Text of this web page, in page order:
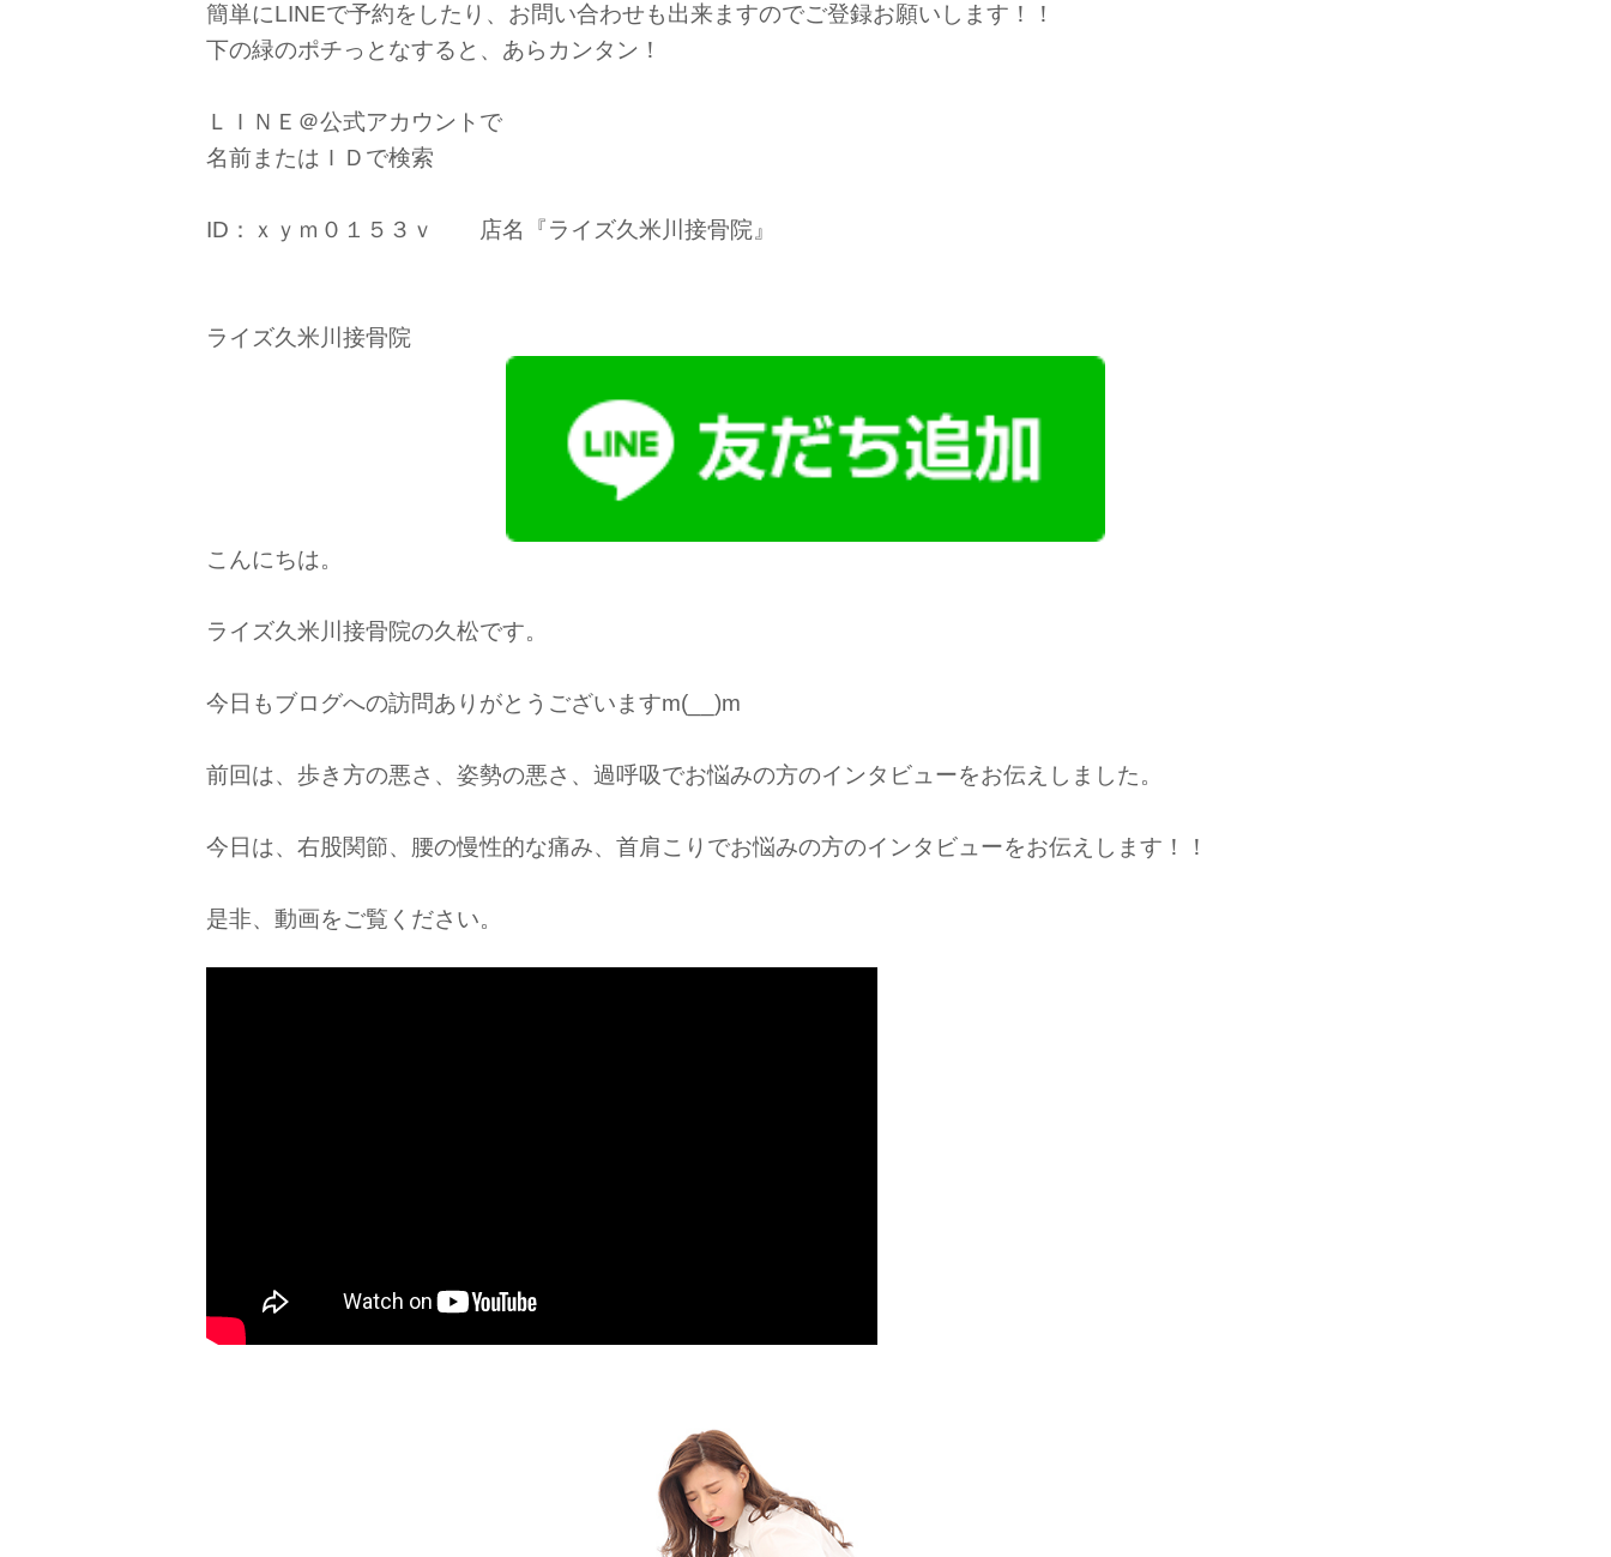
簡単にLINEで予約をしたり、お問い合わせも出来ますのでご登録お願いします！！
下の緑のポチっとなすると、あらカンタン！
ＬＩＮＥ＠公式アカウントで
名前またはＩＤで検索
ID：ｘｙｍ０１５３ｖ 店名『ライズ久米川接骨院』
ライズ久米川接骨院
こんにちは。
ライズ久米川接骨院の久松です。
今日もブログへの訪問ありがとうございますm(__)m
前回は、歩き方の悪さ、姿勢の悪さ、過呼吸でお悩みの方のインタビューをお伝えしました。
今日は、右股関節、腰の慢性的な痛み、首肩こりでお悩みの方のインタビューをお伝えします！！
是非、動画をご覧ください。